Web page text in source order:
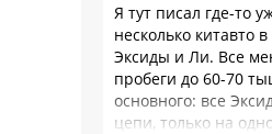
Я тут писал где-то
несколько китавто
Эксиды и Ли. Все
пробеги до 60-70
основного: все
цепи, только на